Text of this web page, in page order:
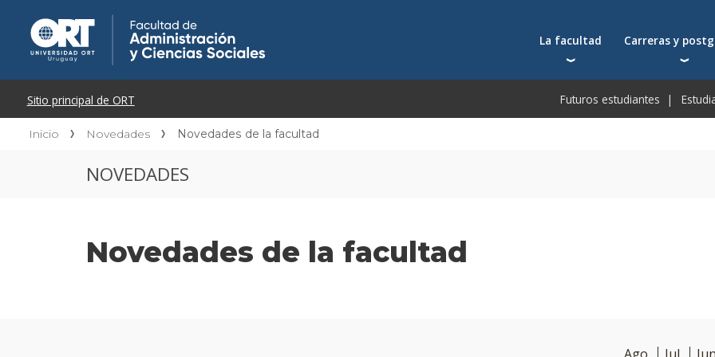
La facultad
Autoridades
Carreras y
Carreras
Postgrados
Futuros estudiantes
Inicio Novedades Novedades de la facultad
NOVEDADES
Novedades de la facultad